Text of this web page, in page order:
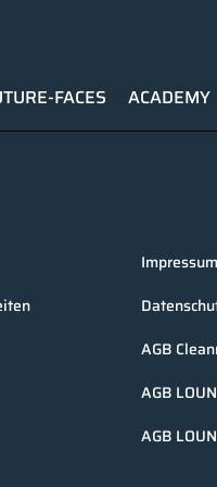
FACES ACADEMY
Impressum
AGB
AGB
AGB